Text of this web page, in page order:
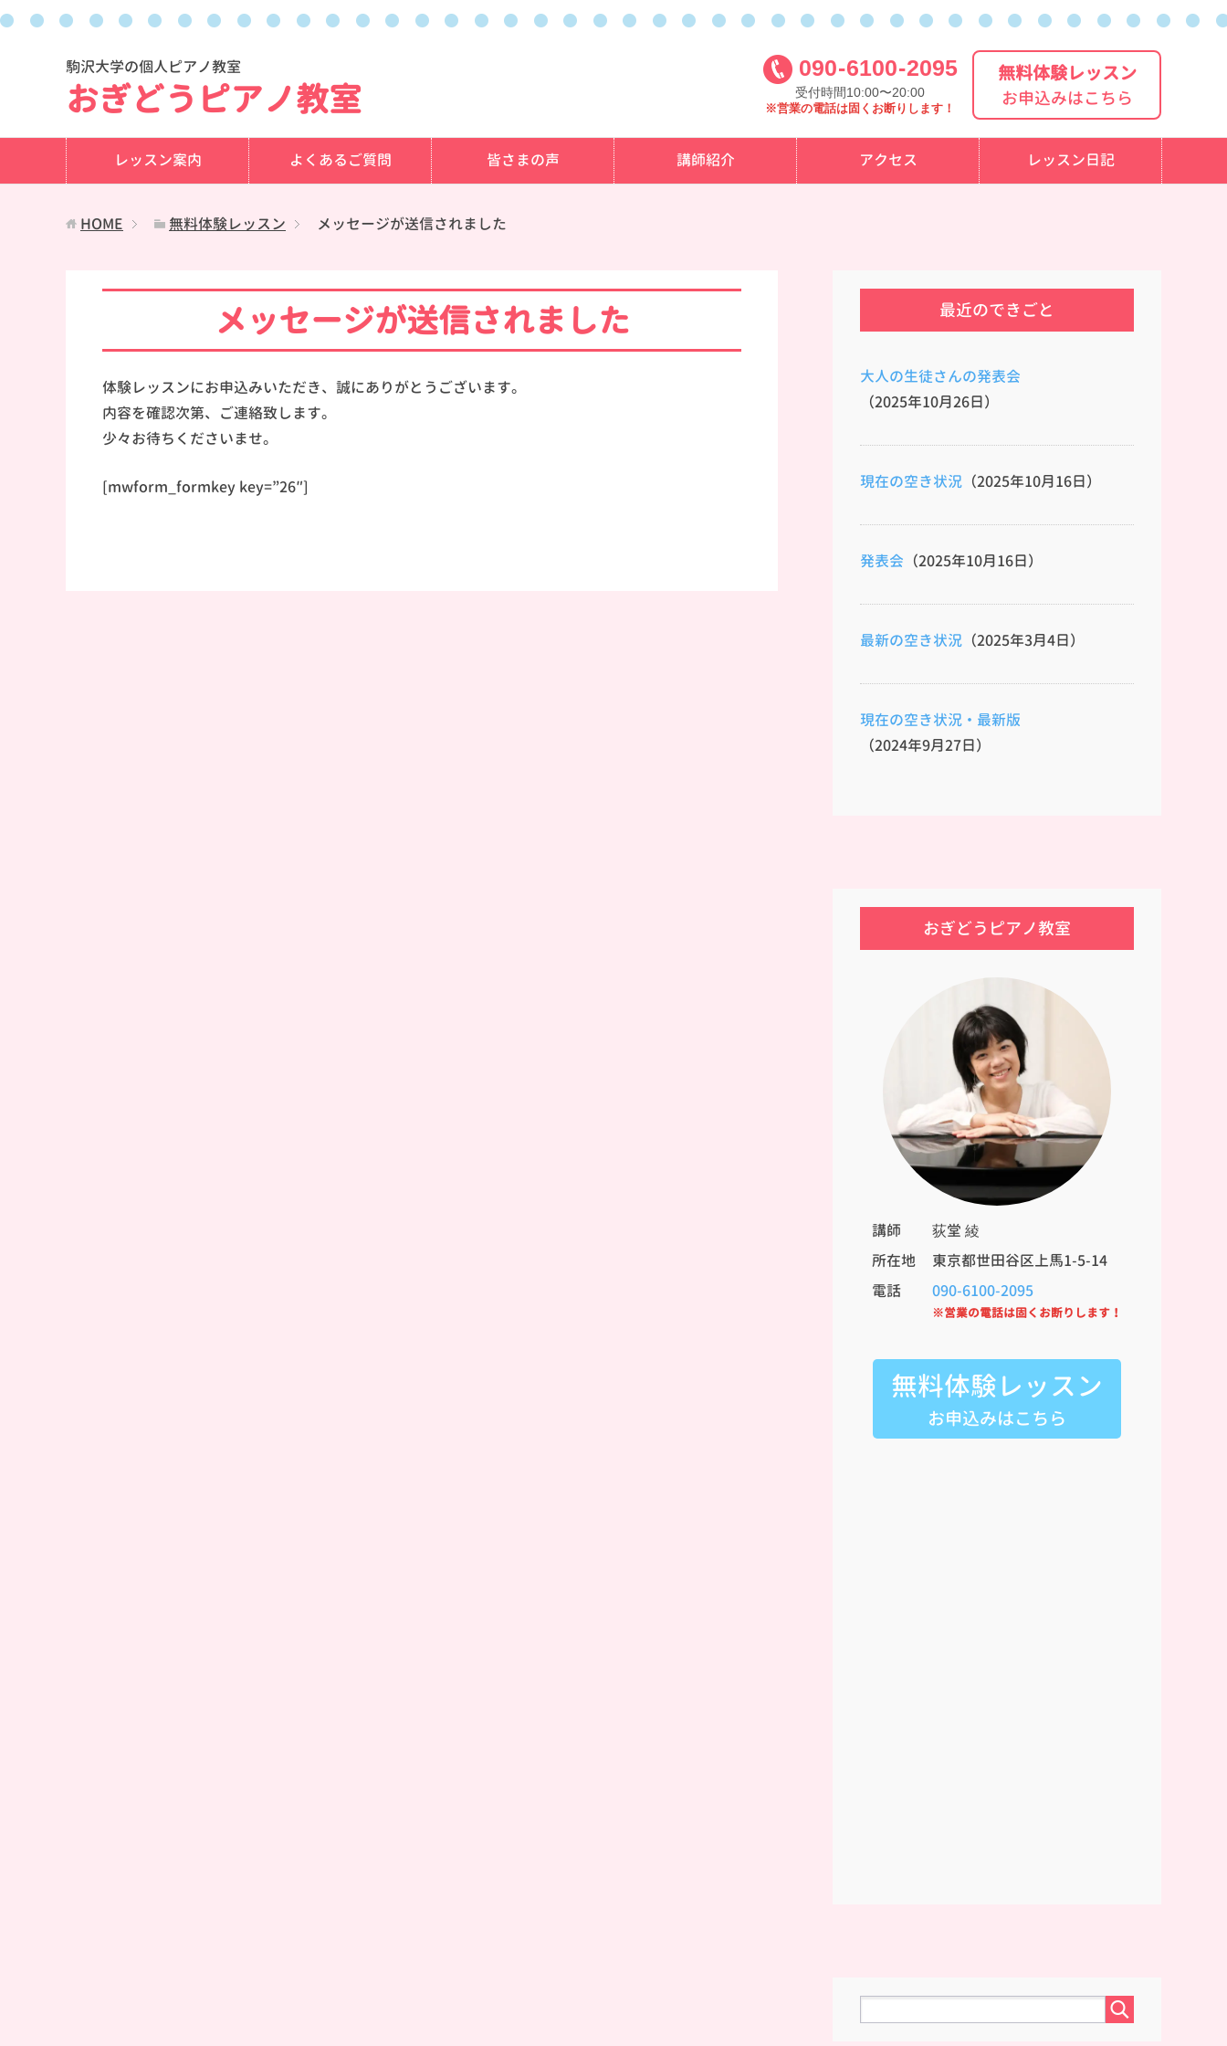
駒沢大学の個人ピアノ教室
おぎどうピアノ教室
090-6100-2095
受付時間10:00〜20:00
※営業の電話は固くお断りします！
無料体験レッスン
お申込みはこちら
レッスン案内 よくあるご質問 皆さまの声 講師紹介 アクセス レッスン日記
HOME 無料体験レッスン メッセージが送信されました
メッセージが送信されました
体験レッスンにお申込みいただき、誠にありがとうございます。
内容を確認次第、ご連絡致します。
少々お待ちくださいませ。
[mwform_formkey key=”26″]
最近のできごと
大人の生徒さんの発表会
（2025年10月26日）
現在の空き状況 （2025年10月16日）
発表会 （2025年10月16日）
最新の空き状況 （2025年3月4日）
現在の空き状況・最新版
（2024年9月27日）
おぎどうピアノ教室
講師
荻堂 綾
所在地
東京都世田谷区上馬1-5-14
電話
090-6100-2095
※営業の電話は固くお断りします！
無料体験レッスン
お申込みはこちら